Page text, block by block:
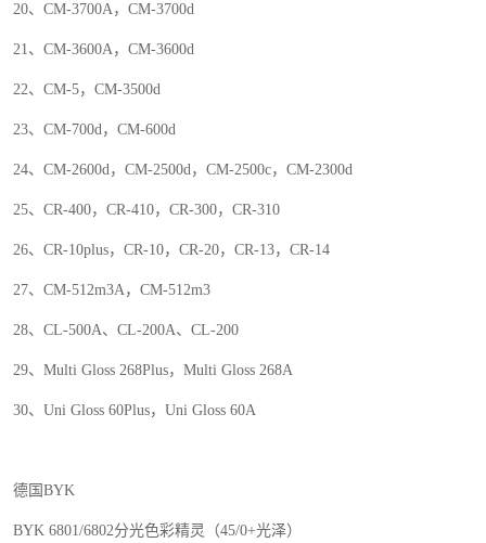
20、 CM-3700A， CM-3700d
21、 CM-3600A， CM-3600d
22、 CM-5， CM-3500d
23、 CM-700d， CM-600d
24、 CM-2600d， CM-2500d， CM-2500c， CM-2300d
25、 CR-400， CR-410， CR-300， CR-310
26、 CR-10plus， CR-10， CR-20， CR-13， CR-14
27、 CM-512m3A， CM-512m3
28、 CL-500A、 CL-200A、 CL-200
29、 Multi Gloss 268Plus， Multi Gloss 268A
30、 Uni Gloss 60Plus， Uni Gloss 60A
德国 BYK
BYK 6801/6802分光色彩精灵（45/0+光泽）